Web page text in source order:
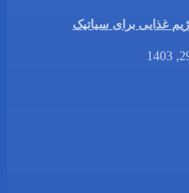
غذایی برای سیاتیک